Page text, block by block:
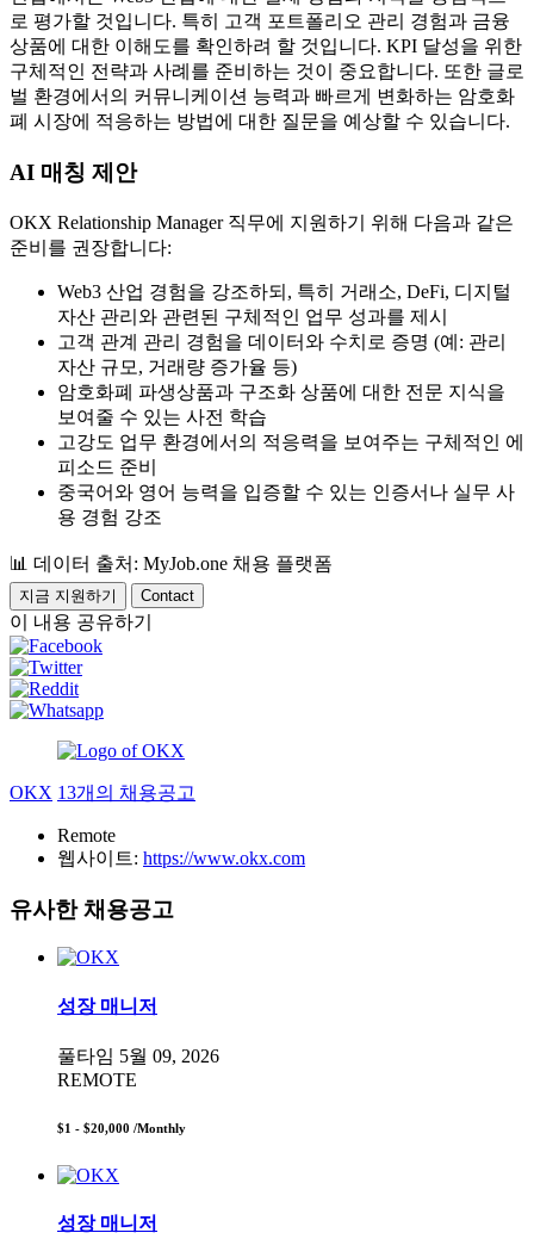
로 평가할 것입니다. 특히 고객 포트폴리오 관리 경험과 금융
상품에 대한 이해도를 확인하려 할 것입니다. KPI 달성을 위한
구체적인 전략과 사례를 준비하는 것이 중요합니다. 또한 글로
벌 환경에서의 커뮤니케이션 능력과 빠르게 변화하는 암호화
폐 시장에 적응하는 방법에 대한 질문을 예상할 수 있습니다.
AI 매칭 제안
OKX Relationship Manager 직무에 지원하기 위해 다음과 같은
준비를 권장합니다:
Web3 산업 경험을 강조하되, 특히 거래소, DeFi, 디지털
자산 관리와 관련된 구체적인 업무 성과를 제시
고객 관계 관리 경험을 데이터와 수치로 증명 (예: 관리
자산 규모, 거래량 증가율 등)
암호화폐 파생상품과 구조화 상품에 대한 전문 지식을
보여줄 수 있는 사전 학습
고강도 업무 환경에서의 적응력을 보여주는 구체적인 에
피소드 준비
중국어와 영어 능력을 입증할 수 있는 인증서나 실무 사
용 경험 강조
📊 데이터 출처: MyJob.one 채용 플랫폼
지금 지원하기 Contact
이 내용 공유하기
OKX 13개의 채용공고
Remote
웹사이트: https://www.okx.com
유사한 채용공고
성장 매니저
풀타임 5월 09, 2026
REMOTE
$1 - $20,000 /Monthly
성장 매니저